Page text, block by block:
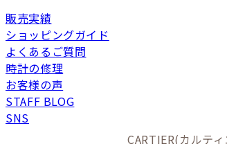
販売実績
ショッピングガイド
よくあるご質問
時計の修理
お客様の声
STAFF BLOG
SNS
CARTIER(カルティ